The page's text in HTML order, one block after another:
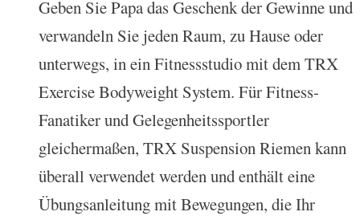
Geben Sie Papa das Geschenk der Gewinne und
verwandeln Sie jeden Raum, zu Hause oder
unterwegs, in ein Fitnessstudio mit dem TRX
Exercise Bodyweight System. Für Fitness-
Fanatiker und Gelegenheitssportler
gleichermaßen, TRX Suspension Riemen kann
überall verwendet werden und enthält eine
Übungsanleitung mit Bewegungen, die Ihr